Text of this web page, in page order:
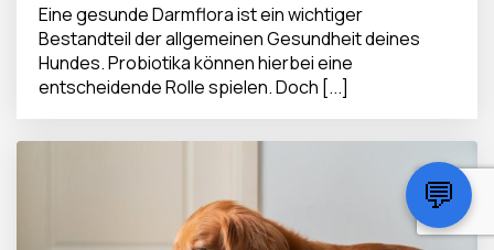
Eine gesunde Darmflora ist ein wichtiger
Bestandteil der allgemeinen Gesundheit deines
Hundes. Probiotika können hierbei eine
entscheidende Rolle spielen. Doch [...]
💬